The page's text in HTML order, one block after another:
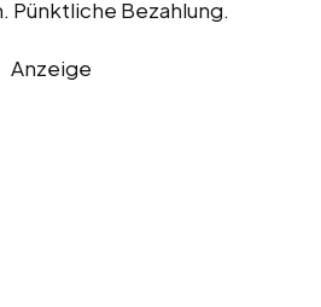
Pünktliche Bezahlung.
Anzeige